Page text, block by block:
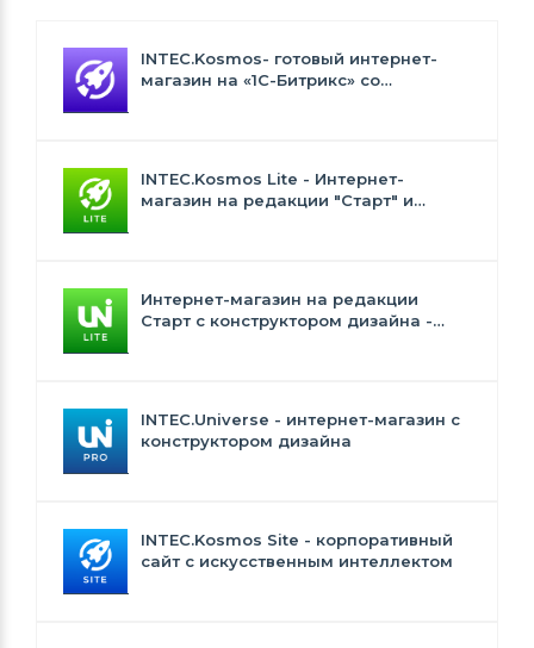
INTEC.Kosmos- готовый интернет-
магазин на «1С-Битрикс» со
INTEC.Kosmos Lite - Интернет-
магазин на редакции "Старт" и
Интернет-магазин на редакции
Старт с конструктором дизайна -
INTEC.Universe - интернет-магазин с
конструктором дизайна
INTEC.Kosmos Site - корпоративный
сайт с искусственным интеллектом